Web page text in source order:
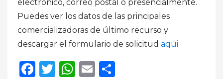
electrónico, correo postal o presencialmente.
Puedes ver los datos de las principales
comercializadoras de último recurso y
descargar el formulario de solicitud aqui
Facebook
Twitter
WhatsApp
Email